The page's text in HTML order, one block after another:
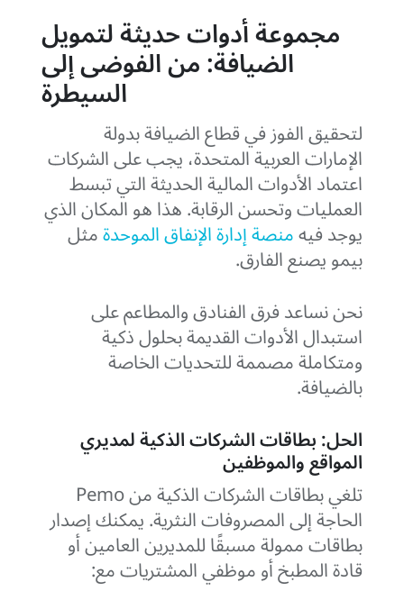
مجموعة أدوات حديثة لتمويل
الضيافة: من الفوضى إلى
السيطرة
لتحقيق الفوز في قطاع الضيافة بدولة
الإمارات العربية المتحدة، يجب على الشركات
اعتماد الأدوات المالية الحديثة التي تبسط
العمليات وتحسن الرقابة. هذا هو المكان الذي
يوجد فيهمنصة إدارة الإنفاق الموحدةمثل
بيمو يصنع الفارق.
نحن نساعد فرق الفنادق والمطاعم على
استبدال الأدوات القديمة بحلول ذكية
ومتكاملة مصممة للتحديات الخاصة
بالضيافة.
الحل: بطاقات الشركات الذكية لمديري
المواقع والموظفين
تلغي بطاقات الشركات الذكية من Pemo
الحاجة إلى المصروفات النثرية. يمكنك إصدار
بطاقات ممولة مسبقًا للمديرين العامين أو
قادة المطبخ أو موظفي المشتريات مع: